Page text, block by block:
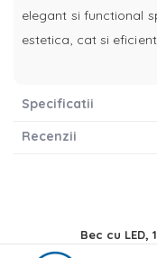
elegant si functional
estetica, cat si
Specificatii
Recenzii
Bec cu